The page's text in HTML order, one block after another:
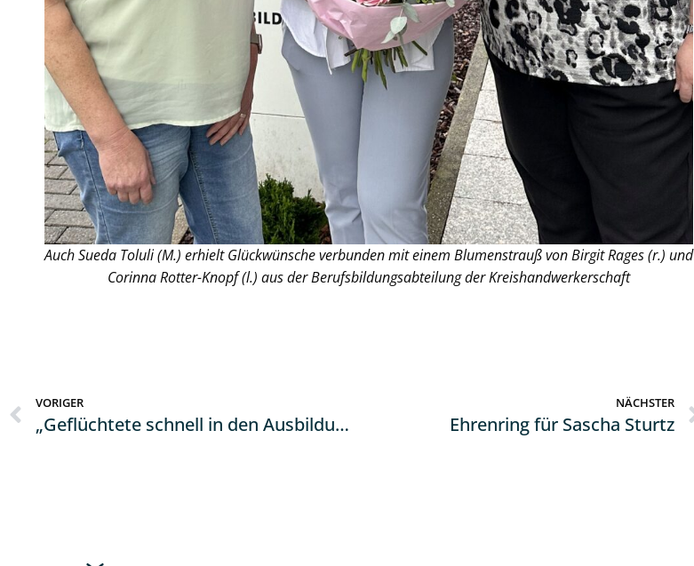
Auch Sueda Toluli (M.) erhielt Glückwünsche verbunden mit einem Blumenstrauß von Birgit Rages (r.) und
Corinna Rotter-Knopf (l.) aus der Berufsbildungsabteilung der Kreishandwerkerschaft
VORIGER
„Geflüchtete schnell in den Ausbildungs- und Arbeitsmarkt integrieren“
NÄCHSTER
Ehrenring für Sascha Sturtz